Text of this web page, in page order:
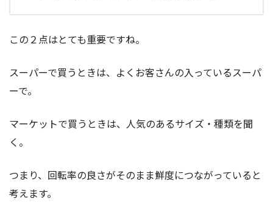
この２点はとても重要ですね。
スーパーで買うときは、よくお客さんの入っているスーパ
ーで。
マーケットで買うときは、人気のあるサイズ・種類を聞
く。
つまり、回転率の良さがそのまま鮮度につながっていると
考えます。